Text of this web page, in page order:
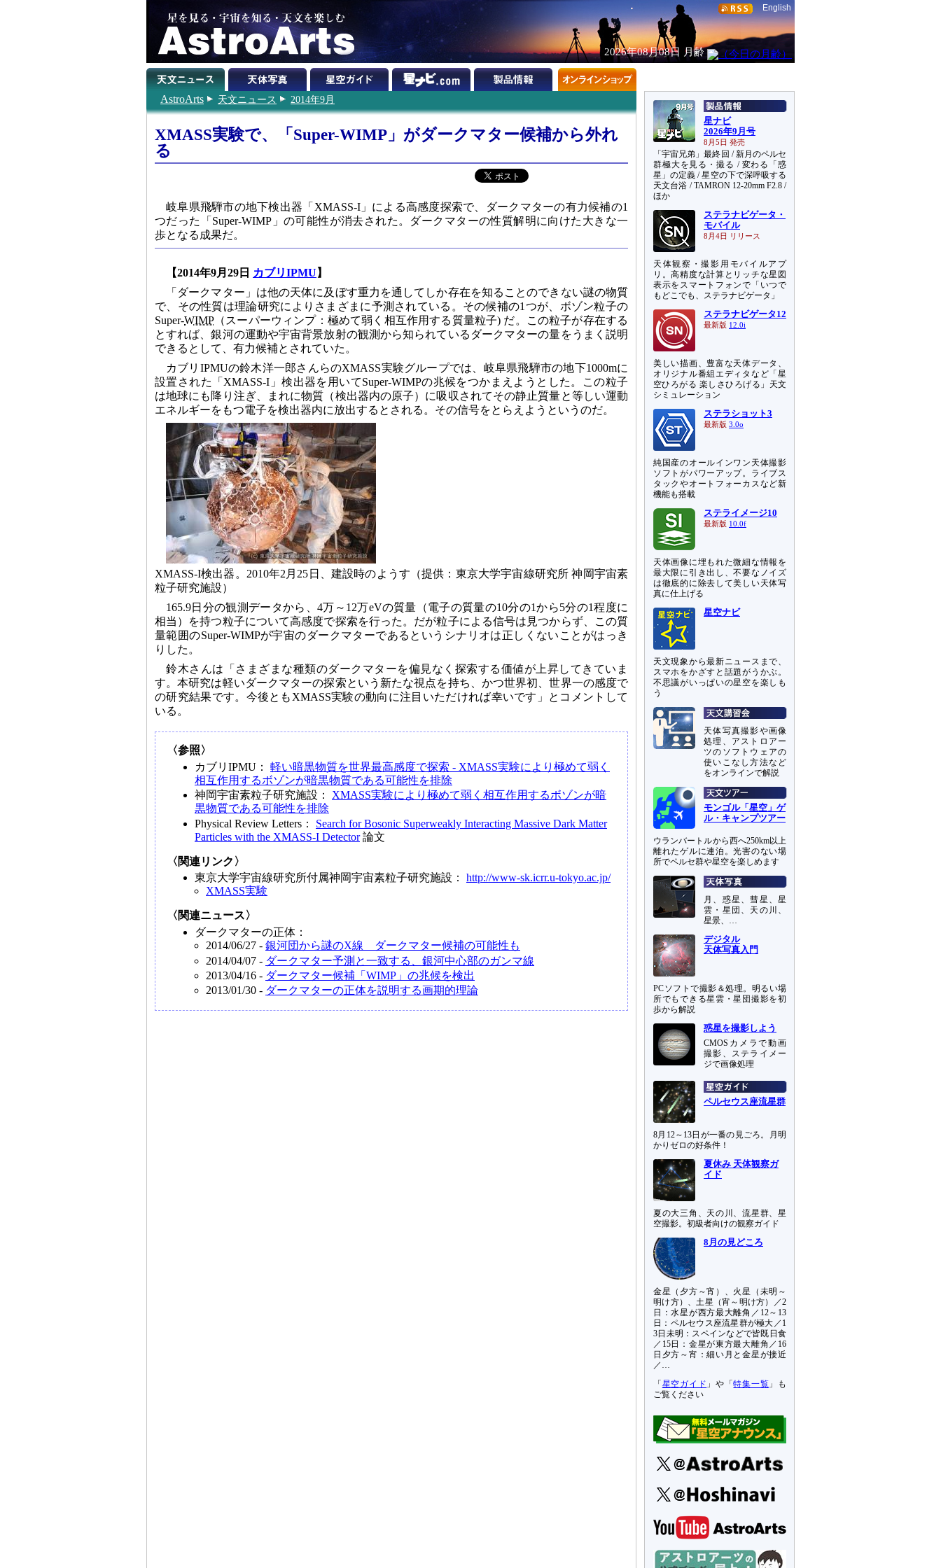
English
2026年08月08日 月齢
AstroArts 天文ニュース 2014年9月
XMASS実験で、「Super-WIMP」がダークマター候補から外れ
る
岐阜県飛騨市の地下検出器「XMASS-I」による高感度探索で、ダークマターの有力候補の1
つだった「Super-WIMP」の可能性が消去された。ダークマターの性質解明に向けた大きな一
歩となる成果だ。
【2014年9月29日 カブリIPMU 】
「ダークマター」は他の天体に及ぼす重力を通してしか存在を知ることのできない謎の物質
で、その性質は理論研究によりさまざまに予測されている。その候補の1つが、ボゾン粒子の
Super-WIMP （スーパーウィンプ：極めて弱く相互作用する質量粒子) だ。この粒子が存在する
とすれば、銀河の運動や宇宙背景放射の観測から知られているダークマターの量をうまく説明
できるとして、有力候補とされていた。
カブリIPMUの鈴木洋一郎さんらのXMASS実験グループでは、岐阜県飛騨市の地下1000mに
設置された「XMASS-I」検出器を用いてSuper-WIMPの兆候をつかまえようとした。この粒子
は地球にも降り注ぎ、まれに物質（検出器内の原子）に吸収されてその静止質量と等しい運動
エネルギーをもつ電子を検出器内に放出するとされる。その信号をとらえようというのだ。
XMASS-I検出器。2010年2月25日、建設時のようす（提供：東京大学宇宙線研究所 神岡宇宙素
粒子研究施設）
165.9日分の観測データから、4万～12万eVの質量（電子の質量の10分の1から5分の1程度に
相当）を持つ粒子について高感度で探索を行った。だが粒子による信号は見つからず、この質
量範囲のSuper-WIMPが宇宙のダークマターであるというシナリオは正しくないことがはっき
りした。
鈴木さんは「さまざまな種類のダークマターを偏見なく探索する価値が上昇してきていま
す。本研究は軽いダークマターの探索という新たな視点を持ち、かつ世界初、世界一の感度で
の研究結果です。今後ともXMASS実験の動向に注目いただければ幸いです」とコメントして
いる。
〈参照〉
カブリIPMU： 軽い暗黒物質を世界最高感度で探索 - XMASS実験により極めて弱く
相互作用するボゾンが暗黒物質である可能性を排除
神岡宇宙素粒子研究施設： XMASS実験により極めて弱く相互作用するボゾンが暗
黒物質である可能性を排除
Physical Review Letters： Search for Bosonic Superweakly Interacting Massive Dark Matter
Particles with the XMASS-I Detector論文
〈関連リンク〉
東京大学宇宙線研究所付属神岡宇宙素粒子研究施設： http://www-sk.icrr.u-tokyo.ac.jp/
XMASS実験
〈関連ニュース〉
ダークマターの正体：
2014/06/27 - 銀河団から謎のX線 ダークマター候補の可能性も
2014/04/07 - ダークマター予測と一致する、銀河中心部のガンマ線
2013/04/16 - ダークマター候補「WIMP」の兆候を検出
2013/01/30 - ダークマターの正体を説明する画期的理論
星ナビ
2026年9月号
8月5日 発売
「宇宙兄弟」最終回 / 新月のペルセ
群極大を見る・撮る / 変わる「惑
星」の定義 / 星空の下で深呼吸する
天文台浴 / TAMRON 12-20mm F2.8 /
ほか
ステラナビゲータ・
モバイル
8月4日 リリース
天体観察・撮影用モバイルアプ
リ。高精度な計算とリッチな星図
表示をスマートフォンで「いつで
もどこでも、ステラナビゲータ」
ステラナビゲータ12
最新版 12.0i
美しい描画、豊富な天体データ、
オリジナル番組エディタなど「星
空ひろがる 楽しさひろげる」天文
シミュレーション
ステラショット3
最新版 3.0o
純国産のオールインワン天体撮影
ソフトがパワーアップ。ライブス
タックやオートフォーカスなど新
機能も搭載
ステライメージ10
最新版 10.0f
天体画像に埋もれた微細な情報を
最大限に引き出し、不要なノイズ
は徹底的に除去して美しい天体写
真に仕上げる
星空ナビ
天文現象から最新ニュースまで、
スマホをかざすと話題がうかぶ。
不思議がいっぱいの星空を楽しも
う
天体写真撮影や画像
処理、アストロアー
ツのソフトウェアの
使いこなし方法など
をオンラインで解説
モンゴル「星空」ゲ
ル・キャンプツアー
ウランバートルから西へ250km以上
離れたゲルに連泊。光害のない場
所でペルセ群や星空を楽しめます
月、惑星、彗星、星
雲・星団、天の川、
星景、…
デジタル
天体写真入門
PCソフトで撮影＆処理。明るい場
所でもできる星雲・星団撮影を初
歩から解説
惑星を撮影しよう
CMOSカメラで動画
撮影、ステライメー
ジで画像処理
ペルセウス座流星群
8月12～13日が一番の見ごろ。月明
かりゼロの好条件！
夏休み 天体観察ガ
イド
夏の大三角、天の川、流星群、星
空撮影。初級者向けの観察ガイド
8月の見どころ
金星（夕方～宵）、火星（未明～
明け方）、土星（宵～明け方）／2
日：水星が西方最大離角／12～13
日：ペルセウス座流星群が極大／1
3日未明：スペインなどで皆既日食
／15日：金星が東方最大離角／16
日夕方～宵：細い月と金星が接近
／…
「 星空ガイド 」や「特集一覧 」も
ご覧ください